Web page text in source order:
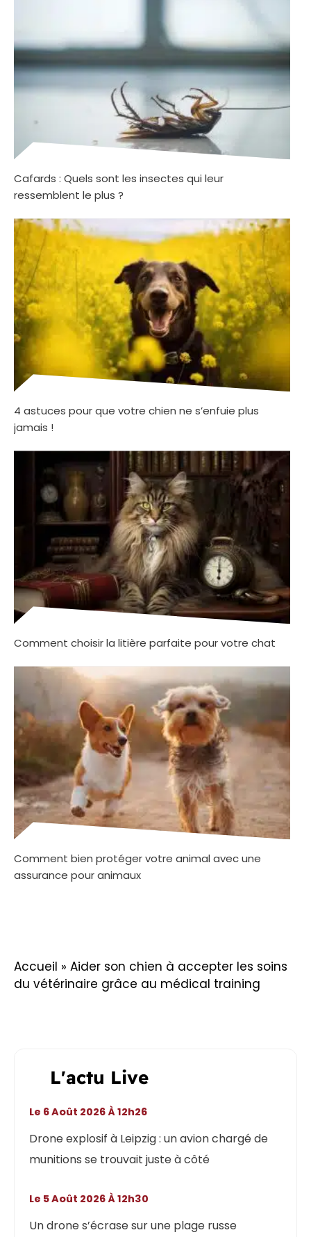
Cafards : Quels sont les insectes qui leur
ressemblent le plus ?
4 astuces pour que votre chien ne s’enfuie plus
jamais !
Comment choisir la litière parfaite pour votre chat
Comment bien protéger votre animal avec une
assurance pour animaux
Accueil » Aider son chien à accepter les soins
du vétérinaire grâce au médical training
L'actu Live
Drone explosif à Leipzig : un avion chargé de
munitions se trouvait juste à côté
Le 6 Août 2026 À 12h26
Un drone s’écrase sur une plage russe
Le 5 Août 2026 À 12h30